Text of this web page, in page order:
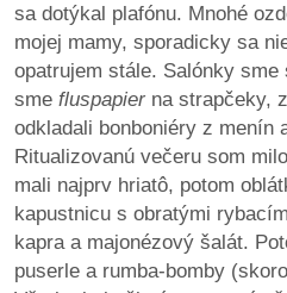
sa dotýkal plafónu. Mnohé
mojej mamy, sporadicky sa
opatrujem stále. Salónky
sme fluspapier na strapčeky,
odkladali bonboniéry z menín
Ritualizovanú večeru som
mali najprv hriatô, potom
kapustnicu s obratými
kapra a majonézový šalát.
puserle a rumba-bomby